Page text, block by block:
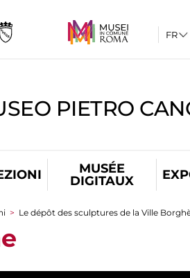
PIETRO
MUSÉE
DIGITAUX
> Le dépôt des sculptures de la Ville